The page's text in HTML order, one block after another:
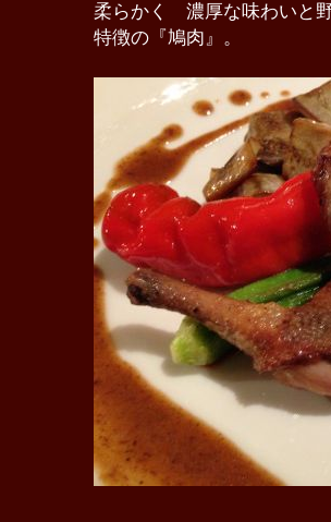
柔らかく 濃厚な味わいと
特徴の『鳩肉』。